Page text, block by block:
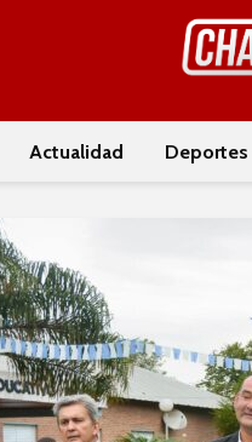
Actualidad Deportes